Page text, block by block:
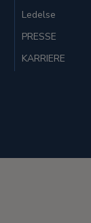
Ledelse
PRESSE
KARRIERE